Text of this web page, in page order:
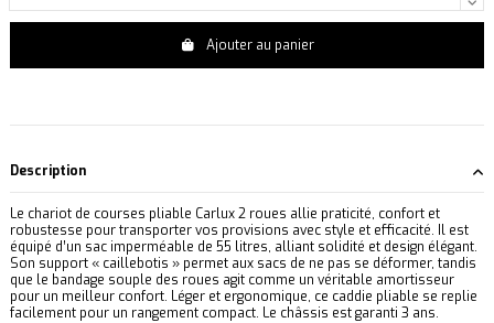
Ajouter au panier
Description
Le chariot de courses pliable Carlux 2 roues allie praticité, confort et
robustesse pour transporter vos provisions avec style et efficacité. Il est
équipé d’un sac imperméable de 55 litres, alliant solidité et design élégant.
Son support « caillebotis » permet aux sacs de ne pas se déformer, tandis
que le bandage souple des roues agit comme un véritable amortisseur
pour un meilleur confort. Léger et ergonomique, ce caddie pliable se replie
facilement pour un rangement compact. Le châssis est garanti 3 ans.